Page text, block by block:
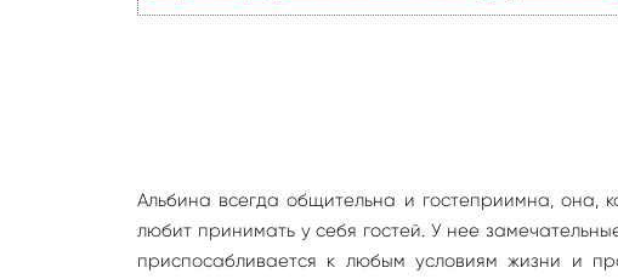
Альбина всегда общительна и гостеприимна, она,
любит принимать у себя гостей. У нее
приспосабливается к любым условиям жизни и